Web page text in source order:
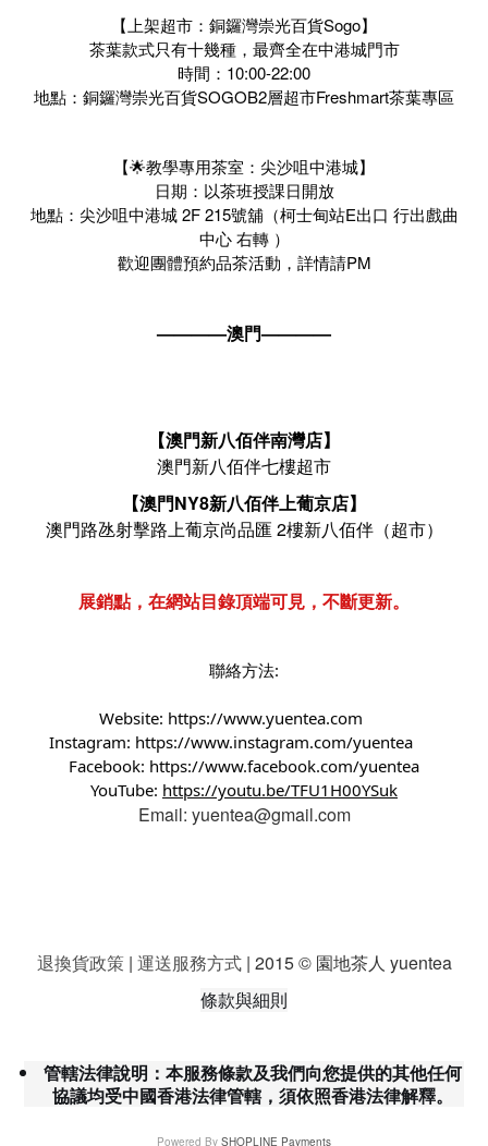
【上架超市：銅鑼灣崇光百貨Sogo】
茶葉款式只有十幾種，最齊全在中港城門市
時間：10:00-22:00
地點：銅鑼灣崇光百貨SOGOB2層超市Freshmart茶葉專區
【🌟教學專用茶室：尖沙咀中港城】
日期：以茶班授課日開放
地點：尖沙咀中港城 2F 215號舖（柯士甸站E出口 行出戲曲
中心 右轉 ）
歡迎團體預約品茶活動，詳情請PM
————澳門————
【澳門新八佰伴南灣店】
澳門新八佰伴七樓超市
【澳門NY8新八佰伴上葡京店】
澳門路氹射擊路上葡京尚品匯 2樓新八佰伴（超市）
展銷點，在網站目錄頂端可見，不斷更新。
聯絡方法:
Website: https://www.yuentea.com
Instagram: https://www.instagram.com/yuentea
Facebook: https://www.facebook.com/yuentea
YouTube: https://youtu.be/TFU1H00YSuk
Email: yuentea@gmail.com
退換貨政策| 運送服務方式| 2015 © 園地茶人 yuentea
條款與細則
管轄法律說明：本服務條款及我們向您提供的其他任何
協議均受中國香港法律管轄，須依照香港法律解釋。
Powered By SHOPLINE Payments